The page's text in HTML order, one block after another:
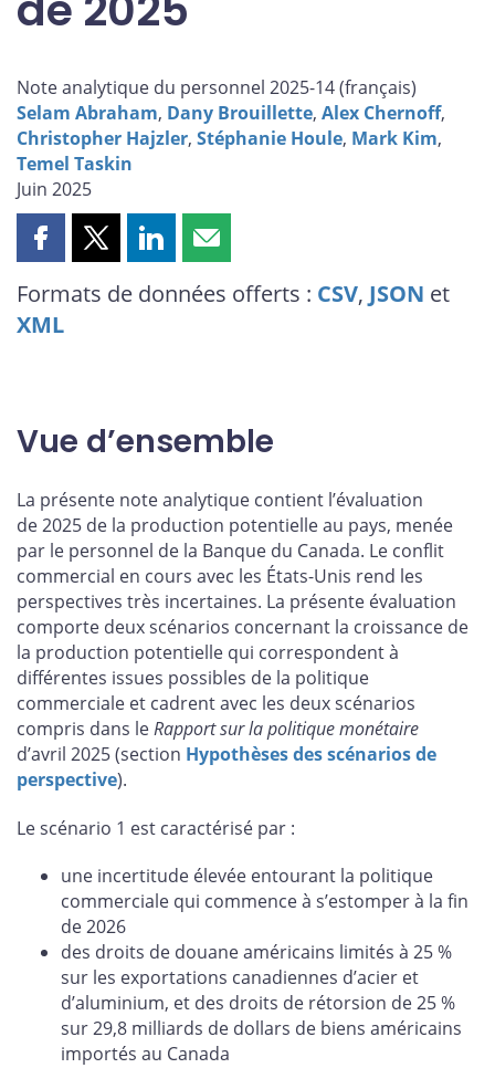
Note analytique du personnel 2025-14 (français)
Selam Abraham, Dany Brouillette, Alex Chernoff,
Christopher Hajzler, Stéphanie Houle, Mark Kim,
Temel Taskin
Juin 2025
Partager
page
sur
Partager
page
Partager
page
Partager
page
Formats de données offerts : CSV, JSON et
XML
Vue d’ensemble
La présente note analytique contient l’évaluation
de 2025 de la production potentielle au pays, menée
par le personnel de la Banque du Canada. Le conflit
commercial en cours avec les États-Unis rend les
perspectives très incertaines. La présente évaluation
comporte deux scénarios concernant la croissance de
la production potentielle qui correspondent à
différentes issues possibles de la politique
commerciale et cadrent avec les deux scénarios
compris dans leRapport sur la politique monétaire
d’avril 2025 (section Hypothèses des scénarios de
perspective).
Le scénario 1 est caractérisé par :
une incertitude élevée entourant la politique
commerciale qui commence à s’estomper à la fin
de 2026
des droits de douane américains limités à 25 %
sur les exportations canadiennes d’acier et
d’aluminium, et des droits de rétorsion de 25 %
sur 29,8 milliards de dollars de biens américains
importés au Canada